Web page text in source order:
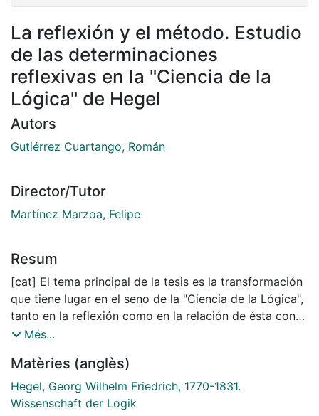
La reflexión y el método. Estudio
de las determinaciones
reflexivas en la "Ciencia de la
Lógica" de Hegel
Autors
Gutiérrez Cuartango, Román
Director/Tutor
Martínez Marzoa, Felipe
Resum
[cat] El tema principal de la tesis es la transformación
que tiene lugar en el seno de la "Ciencia de la Lógica",
tanto en la reflexión como en la relación de ésta con
su asunto. Una tal modificación se convierte en la
totalidad mediada, en la que cabe tanto la crítica de la
metafísica como la exposición del absoluto; en uno y
el mismo sentido. Además, la “Erhebung” de la
Més...
Matèries (anglès)
Hegel, Georg Wilhelm Friedrich, 1770-1831.
Wissenschaft der Logik